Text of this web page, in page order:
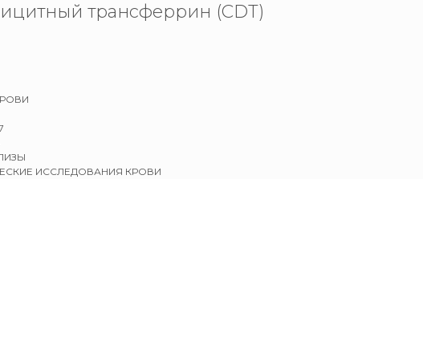
трансферрин (CDT)
ИССЛЕДОВАНИЯ КРОВИ